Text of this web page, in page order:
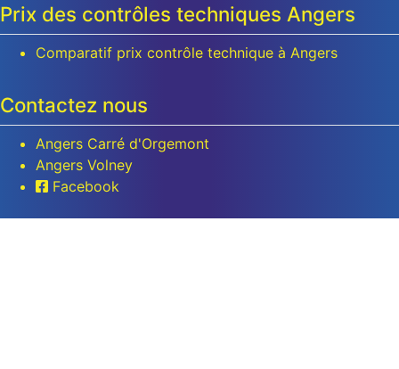
Prix des contrôles techniques Angers
Comparatif prix contrôle technique à Angers
Contactez nous
Angers Carré d'Orgemont
Angers Volney
Facebook